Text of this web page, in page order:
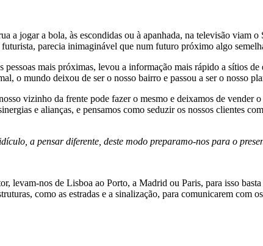
a jogar a bola, às escondidas ou à apanhada, na televisão viam
parecia inimaginável que num futuro próximo algo
mais próximas, levou a informação mais rápido a sítios
o mundo deixou de ser o nosso bairro e passou a ser o nosso
vizinho da frente pode fazer o mesmo e deixamos de vender
e alianças, e pensamos como seduzir os nossos clientes
a pensar diferente, deste modo preparamo-nos para o
levam-nos de Lisboa ao Porto, a Madrid ou Paris, para isso
como as estradas e a sinalização, para comunicarem com